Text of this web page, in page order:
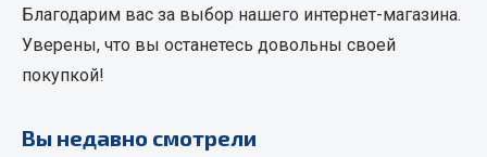
Пружины
Хомуты
Весь раздел
Благодарим вас за выбор нашего интернет-магазина.
Уверены, что вы останетесь довольны своей
покупкой!
Вы недавно смотрели